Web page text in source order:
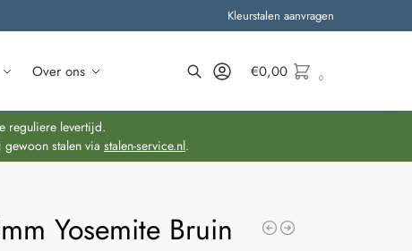
Kleurstalen aanvragen
Over ons €0,00 0
reguliere levertijd.
stalen via stalen-service.nl.
Yosemite Bruin